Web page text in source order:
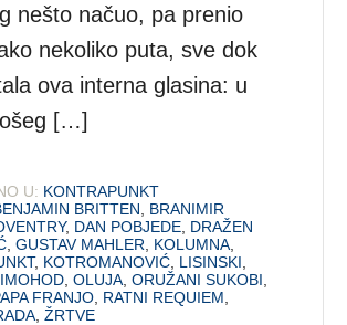
nešto načuo, pa prenio
nekoliko puta, sve dok
ova interna glasina: u
[…]
U: KONTRAPUNKT
BRITTEN
BRANIMIR
, DAN POBJEDE DRAŽEN
,GUSTAV MAHLER KOLUMNA
, KOTROMANOVIĆ LISINSKI
,OLUJA ,ORUŽANI SUKOBI
FRANJO RATNI REQUIEM
,ŽRTVE